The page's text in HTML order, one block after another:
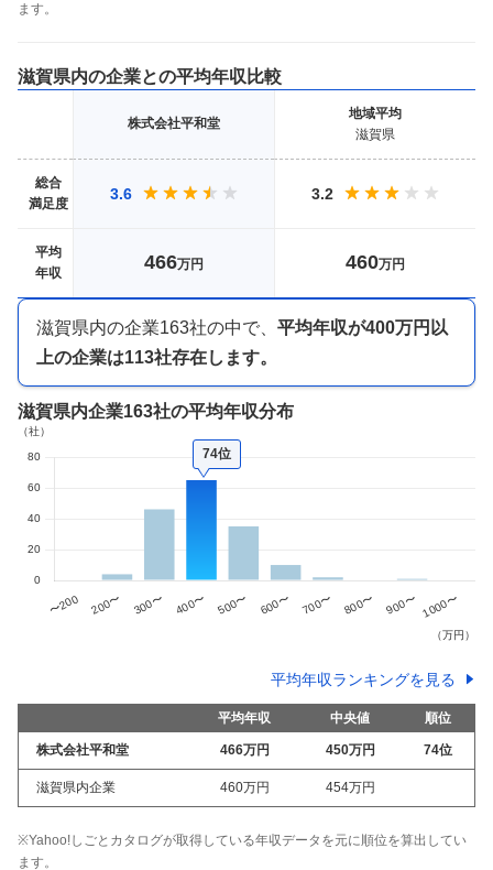
ます。
滋賀県内の企業との平均年収比較
株式会社平和堂
地域平均
滋賀県
総合
満足度
3.6 3.2
平均
年収
466万円 460万円
滋賀県内の企業163社の中で、 平均年収が400万円以
上の企業は113社存在します。
滋賀県内企業163社の平均年収分布
74位
平均年収ランキングを見る
平均年収 中央値 順位
株式会社平和堂 466万円 450万円 74位
滋賀県内企業 460万円 454万円
※Yahoo!しごとカタログが取得している年収データを元に順位を算出してい
ます。